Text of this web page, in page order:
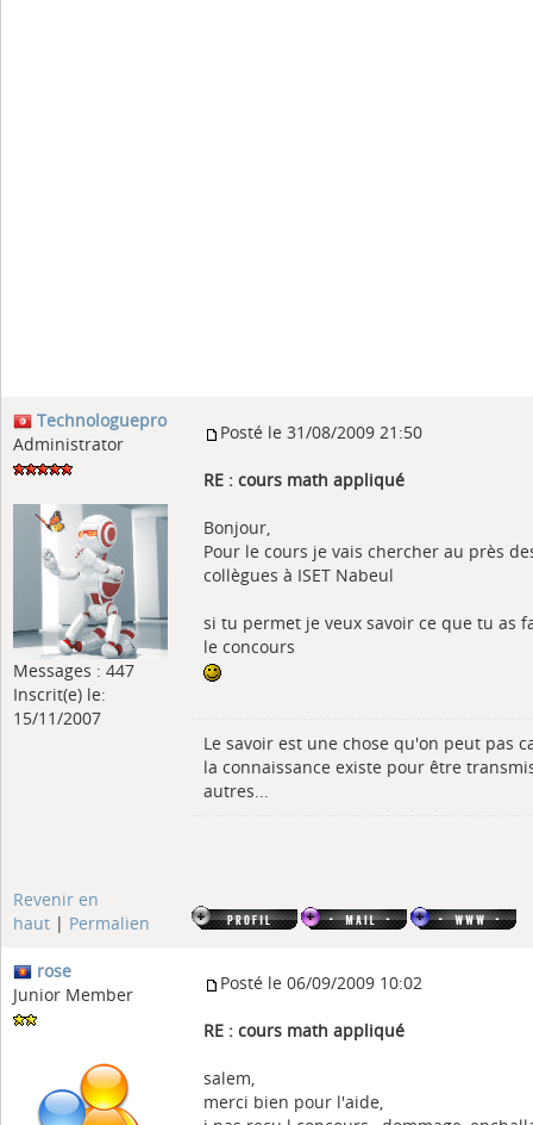
Technologuepro
Administrator
Messages : 447
Inscrit(e) le:
15/11/2007
Posté le 31/08/2009 21:50
RE : cours math appliqué
Bonjour,
Pour le cours je vais chercher au près
collègues à ISET Nabeul
si tu permet je veux savoir ce que tu as
le concours
Le savoir est une chose qu'on peut pas
la connaissance existe pour être
autres...
Revenir en
haut | Permalien
rose
Junior Member
Posté le 06/09/2009 10:02
RE : cours math appliqué
salem,
merci bien pour l'aide,